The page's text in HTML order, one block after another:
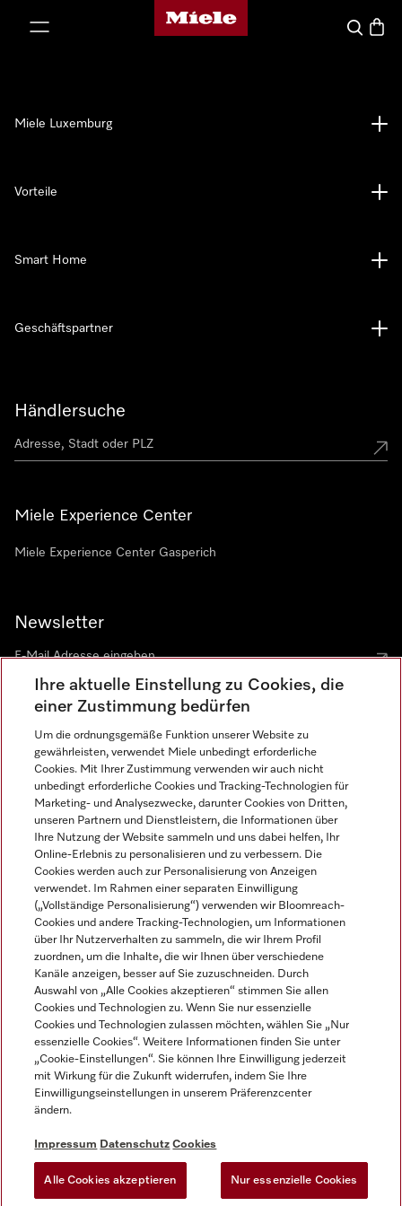
Miele-Homepage
Suche
Händlersuche
Miele Experience Center
Miele Experience Center Gasperich
Newsletter
Sprache
DEUTSCH
Miele Luxemburg
Vorteile
Smart Home
Geschäftspartner
Impressum
AGB
Datenschutz
Nutzungsbedingungen
Gesetzen über digitale Dienste
Cookie-Einstellungen
Miele auf Instagram
Miele auf Youtube
Ihre aktuelle Einstellung zu Cookies, die
einer Zustimmung bedürfen
Um die ordnungsgemäße Funktion unserer Website zu
gewährleisten, verwendet Miele unbedingt erforderliche
Cookies. Mit Ihrer Zustimmung verwenden wir auch nicht
unbedingt erforderliche Cookies und Tracking-Technologien für
Marketing- und Analysezwecke, darunter Cookies von Dritten,
unseren Partnern und Dienstleistern, die Informationen über
Ihre Nutzung der Website sammeln und uns dabei helfen, Ihr
Online-Erlebnis zu personalisieren und zu verbessern. Die
Cookies werden auch zur Personalisierung von Anzeigen
verwendet. Im Rahmen einer separaten Einwilligung
(„Vollständige Personalisierung“) verwenden wir Bloomreach-
Cookies und andere Tracking-Technologien, um Informationen
über Ihr Nutzerverhalten zu sammeln, die wir Ihrem Profil
zuordnen, um die Inhalte, die wir Ihnen über verschiedene
Kanäle anzeigen, besser auf Sie zuzuschneiden. Durch
Auswahl von „Alle Cookies akzeptieren“ stimmen Sie allen
Cookies und Technologien zu. Wenn Sie nur essenzielle
Cookies und Technologien zulassen möchten, wählen Sie „Nur
essenzielle Cookies“. Weitere Informationen finden Sie unter
„Cookie-Einstellungen“. Sie können Ihre Einwilligung jederzeit
mit Wirkung für die Zukunft widerrufen, indem Sie Ihre
Einwilligungseinstellungen in unserem Präferenzcenter
ändern.
Impressum Datenschutz Cookies
Alle Cookies akzeptieren Nur essenzielle Cookies